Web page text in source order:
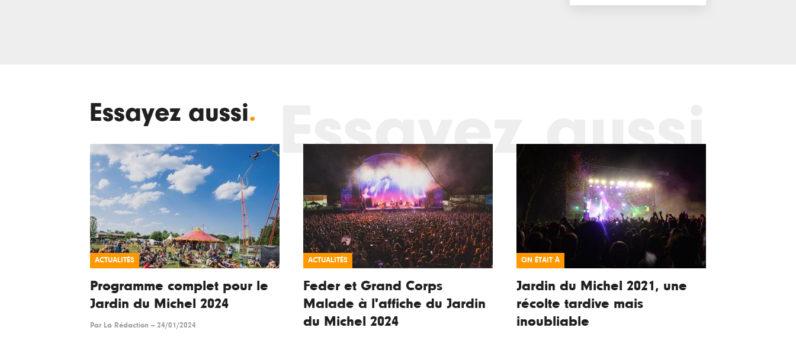
Essayez aussi. Essayez aussi
ACTUALITÉS
Programme complet pour le
Jardin du Michel 2024
Par La Rédaction -- 24/01/2024
ACTUALITÉS
Feder et Grand Corps
Malade à l'affiche du Jardin
du Michel 2024
ON ÉTAIT À
Jardin du Michel 2021, une
récolte tardive mais
inoubliable